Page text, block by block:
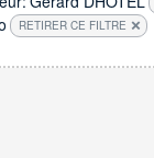
RETIRER CE FILTRE